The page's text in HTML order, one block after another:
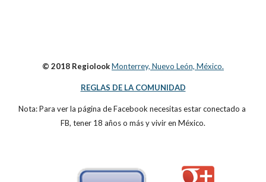
© 2018 RegiolookMonterrey, Nuevo León, México.
REGLAS DE LA COMUNIDAD
Nota: Para ver la página de Facebook necesitas estar conectado a
FB, tener 18 años o más y vivir en México.